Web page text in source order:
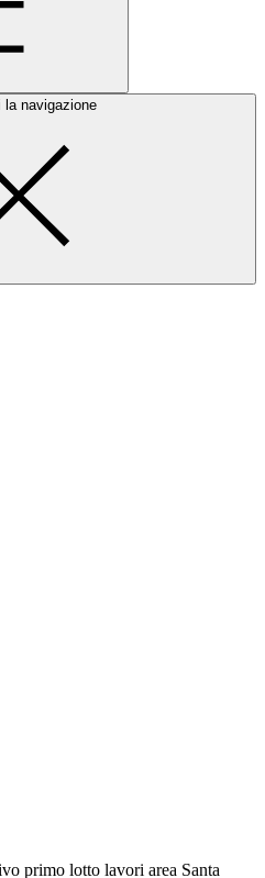
la navigazione
primo lotto lavori area Santa